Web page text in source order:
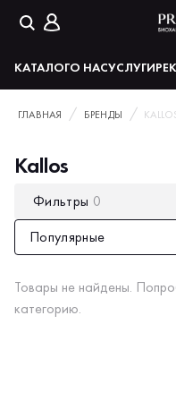
КАТАЛОГО НАСУСЛУГИ
ГЛАВНАЯ БРЕНДЫ
Kallos
Фильтры 0
Популярные
Товары не найдены.
категорию.